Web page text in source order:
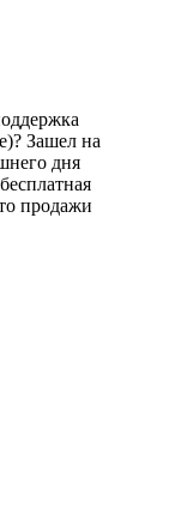
Зашел на
дня
продажи